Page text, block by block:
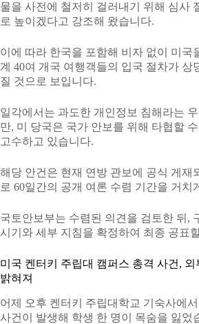
물을 사전에 철저히 걸러내기 위해 심사
로 높이겠다고 강조해 왔습니다.
이에 따라 한국을 포함해 비자 없이 미국
계 40여 개국 여행객들의 입국 절차가 상
질 것으로 보입니다.
일각에서는 과도한 개인정보 침해라는 우
만, 미 당국은 국가 안보를 위해 타협할
고수하고 있습니다.
해당 안건은 현재 연방 관보에 공식 게재
로 60일간의 공개 여론 수렴 기간을 거치
국토안보부는 수렴된 의견을 검토한 뒤,
시기와 세부 지침을 확정하여 최종 공표
미국 켄터키 주립대 캠퍼스 총격 사건, 외
밝혀져
어제 오후 켄터키 주립대학교 기숙사에
사건이 발생해 학생 한 명이 목숨을 잃었